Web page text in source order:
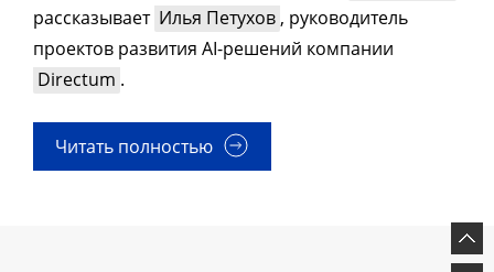
рассказывает Илья Петухов , руководитель
проектов развития AI-решений компании
Directum .
Читать полностью